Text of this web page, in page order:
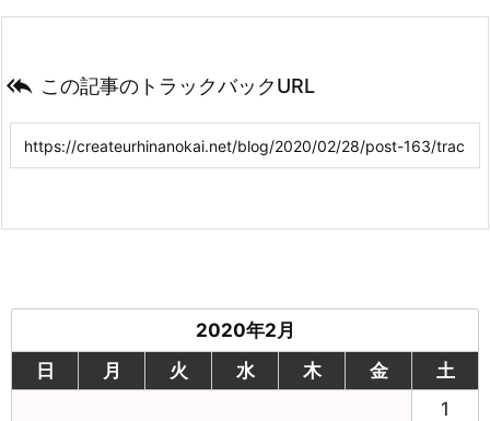
 この記事のトラックバックURL
2020年2月
日
月 火 水 木 金
土
1